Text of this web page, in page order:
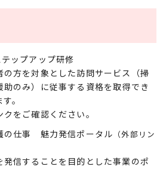
ップアップ研修
の方を対象とした訪問サービス（掃
のみ）に従事する資格を取得でき
。
をご確認ください。
の仕事 魅力発信ポータル （外部リン
信することを目的とした事業のポ